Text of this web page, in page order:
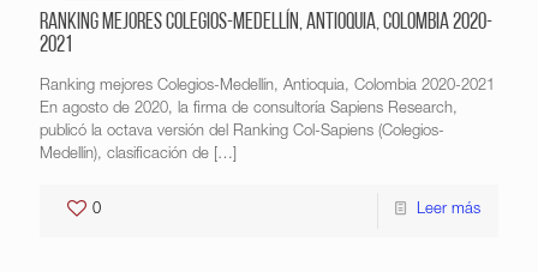
Ranking mejores Colegios-Medellín, Antioquia, Colombia 2020-
2021
Ranking mejores Colegios-Medellín, Antioquia, Colombia 2020-2021
En agosto de 2020, la firma de consultoría Sapiens Research,
publicó la octava versión del Ranking Col-Sapiens (Colegios-
Medellín), clasificación de […]
0 Leer más